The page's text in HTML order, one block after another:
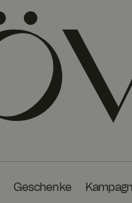
Geschenke